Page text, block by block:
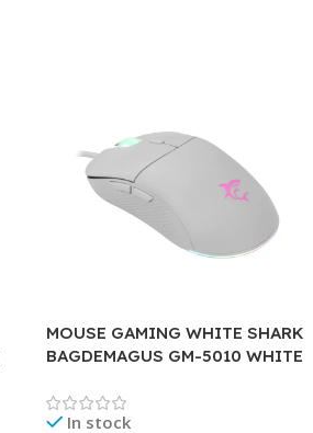
MOUSE GAMING WHITE SHARK
BAGDEMAGUS GM-5010 WHITE
In stock